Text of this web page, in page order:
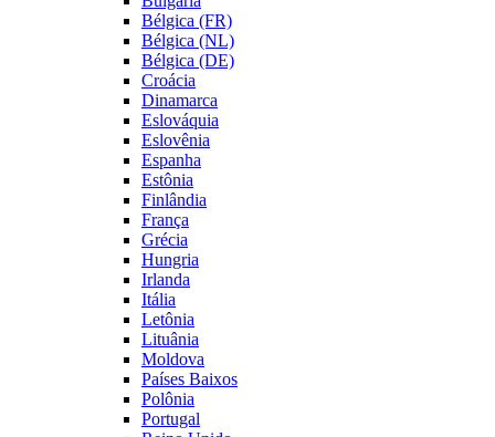
Bélgica (FR)
Bélgica (NL)
Bélgica (DE)
Croácia
Dinamarca
Eslováquia
Eslovênia
Espanha
Estônia
Finlândia
França
Grécia
Hungria
Irlanda
Itália
Letônia
Lituânia
Moldova
Países Baixos
Polônia
Portugal